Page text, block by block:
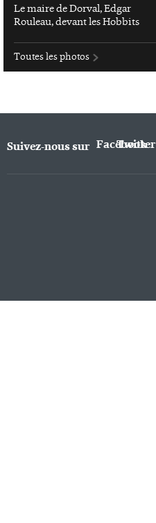
Le maire de Dorval, Edgar
Rouleau, devant les Hobbits
Toutes les photos
Suivez-nous sur Facebook
Twitter